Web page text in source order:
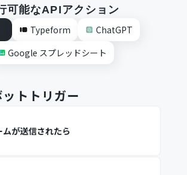
可能なAPIアクション
Typeform
ChatGPT
Google スプレッドシート
トトリガー
ムが送信されたら